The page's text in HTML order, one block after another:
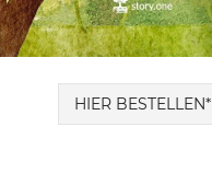
HIER BESTELLEN*